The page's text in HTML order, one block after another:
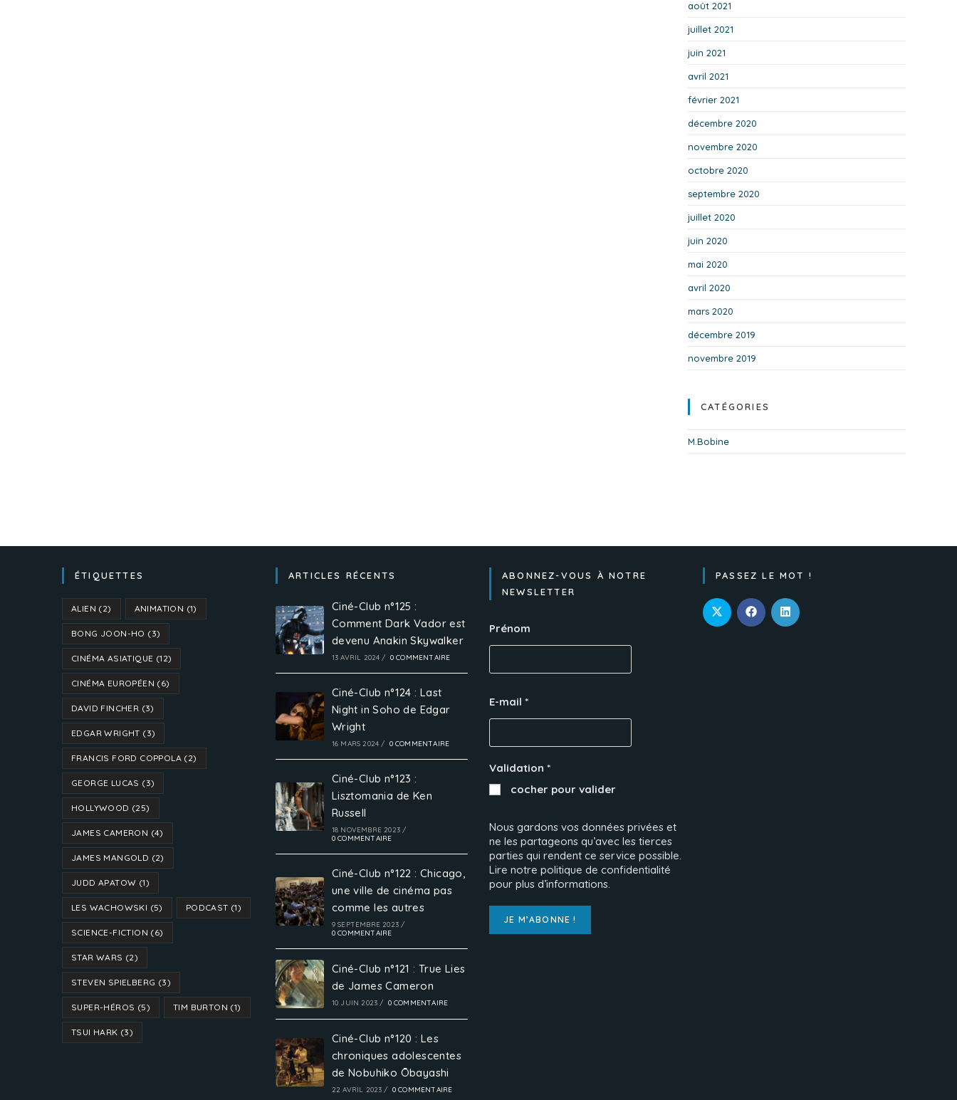
août 2021
juillet 2021
juin 2021
avril 2021
février 2021
décembre 2020
novembre 2020
octobre 2020
septembre 2020
juillet 2020
juin 2020
mai 2020
avril 2020
mars 2020
décembre 2019
novembre 2019
CATÉGORIES
M.Bobine
ÉTIQUETTES
ALIEN (2) ANIMATION (1)
BONG JOON-HO (3)
CINÉMA ASIATIQUE (12)
CINÉMA EUROPÉEN (6)
DAVID FINCHER (3)
EDGAR WRIGHT (3)
FRANCIS FORD COPPOLA (2)
GEORGE LUCAS (3)
HOLLYWOOD (25)
JAMES CAMERON (4)
JAMES MANGOLD (2)
JUDD APATOW (1)
LES WACHOWSKI (5) PODCAST (1)
SCIENCE-FICTION (6)
STAR WARS (2)
STEVEN SPIELBERG (3)
SUPER-HÉROS (5) TIM BURTON (1)
TSUI HARK (3)
ARTICLES RÉCENTS
Ciné-Club n°125 :
Comment Dark Vador est
devenu Anakin Skywalker
13 AVRIL 2024 / 0 COMMENTAIRE
Ciné-Club n°124 : Last
Night in Soho de Edgar
Wright
16 MARS 2024 / 0 COMMENTAIRE
Ciné-Club n°123 :
Lisztomania de Ken
Russell
18 NOVEMBRE 2023 /
0 COMMENTAIRE
Ciné-Club n°122 : Chicago,
une ville de cinéma pas
comme les autres
9 SEPTEMBRE 2023 /
0 COMMENTAIRE
Ciné-Club n°121 : True Lies
de James Cameron
10 JUIN 2023 / 0 COMMENTAIRE
Ciné-Club n°120 : Les
chroniques adolescentes
de Nobuhiko Ōbayashi
22 AVRIL 2023 / 0 COMMENTAIRE
ABONNEZ-VOUS À NOTRE
NEWSLETTER
Prénom
E-mail *
Validation *
cocher pour valider
Nous gardons vos données privées et
ne les partageons qu’avec les tierces
parties qui rendent ce service possible.
Lire notre politique de confidentialité
pour plus d’informations.
PASSEZ LE MOT !